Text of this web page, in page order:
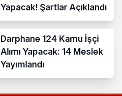
Yapacak! Şartlar Açıklandı
Darphane 124 Kamu İşçi
Alımı Yapacak: 14 Meslek
Yayımlandı